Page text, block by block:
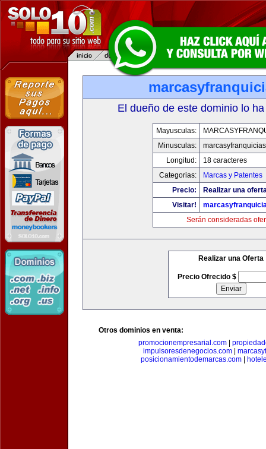
El dueño de este dominio lo
Mayusculas:
Minusculas:
Longitud:
18 caracteres
Categorias:
Marcas y Patentes
Precio:
Realizar una
Visitar!
Serán consideradas
Realizar una Oferta
Precio Ofrecido $
Otros dominios en venta:
promocionempresarial.com|
impulsoresdenegocios.com|
posicionamientodemarcas.com